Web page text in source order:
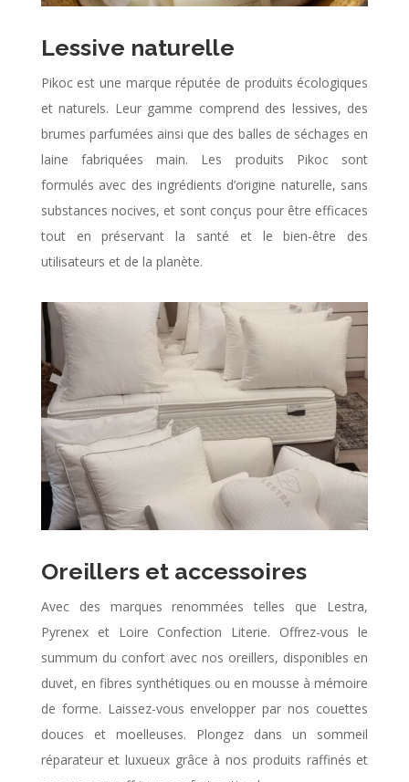
Lessive naturelle
Pikoc est une marque réputée de produits écologiques
et naturels. Leur gamme comprend des lessives, des
brumes parfumées ainsi que des balles de séchages en
laine fabriquées main. Les produits Pikoc sont
formulés avec des ingrédients d’origine naturelle, sans
substances nocives, et sont conçus pour être efficaces
tout en préservant la santé et le bien-être des
utilisateurs et de la planète.
Oreillers et accessoires
Avec des marques renommées telles que Lestra,
Pyrenex et Loire Confection Literie. Offrez-vous le
summum du confort avec nos oreillers, disponibles en
duvet, en fibres synthétiques ou en mousse à mémoire
de forme. Laissez-vous envelopper par nos couettes
douces et moelleuses. Plongez dans un sommeil
réparateur et luxueux grâce à nos produits raffinés et